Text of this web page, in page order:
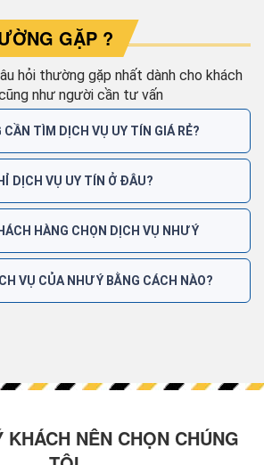
GẶP ?
hỏi thường gặp nhất dành cho khách
như người cần tư vấn
TÌM DỊCH VỤ UY TÍN GIÁ RẺ?
DỊCH VỤ UY TÍN Ở ĐÂU?
HÀNG CHỌN DỊCH VỤ NHƯ Ý
VỤ CỦA NHƯ Ý BẰNG CÁCH NÀO?
KHÁCH NÊN CHỌN CHÚNG